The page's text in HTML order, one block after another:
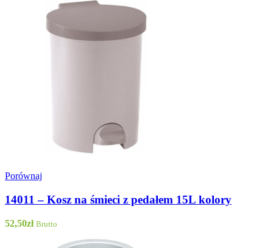
Porównaj
14011 – Kosz na śmieci z pedałem 15L kolory
52,50zł Brutto